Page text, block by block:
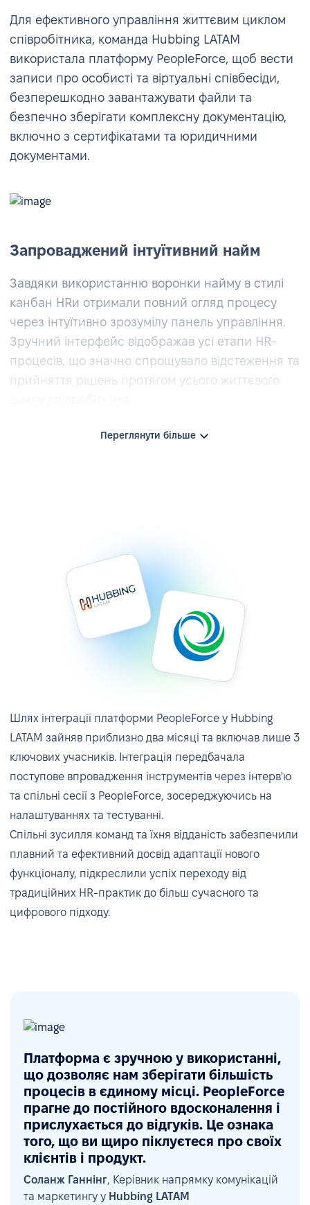
Для ефективного управління життєвим циклом
співробітника, команда Hubbing LATAM
використала платформу PeopleForce, щоб вести
записи про особисті та віртуальні співбесіди,
безперешкодно завантажувати файли та
безпечно зберігати комплексну документацію,
включно з сертифікатами та юридичними
документами.
Запроваджений інтуїтивний найм
Завдяки використанню воронки найму в стилі
канбан HRи отримали повний огляд процесу
через інтуїтивно зрозумілу панель управління.
Зручний інтерфейс відображав усі етапи HR-
процесів, що значно спрощувало відстеження та
прийняття рішень протягом усього життєвого
Створення системи комунікації та
електронних листів. Оновлення команди,
зворотній зв’язок після співбесід та нагадування
тепер автоматизовані на платформі, що
допомагає всім залишатися поінформованими
та скоординованими. Команда Hubbing LATAM
використала автоматизовану систему
повідомлень PeopleForce, що забезпечило
залученість усіх учасників HR-процесів і
сприяло своєчасному прийняттю рішень.
Підтримка управління відпустками та
комплаєнсу
Через зростання кількості запитів на відсутність
команда налаштувала у PeopleForce всі місцеві
Переглянути більше
Шлях інтеграції платформи PeopleForce у Hubbing
LATAM зайняв приблизно два місяці та включав лише 3
ключових учасників. Інтеграція передбачала
поступове впровадження інструментів через інтерв'ю
та спільні сесії з PeopleForce, зосереджуючись на
налаштуваннях та тестуванні.
Спільні зусилля команд та їхня відданість забезпечили
плавний та ефективний досвід адаптації нового
функціоналу, підкреслили успіх переходу від
традиційних HR-практик до більш сучасного та
цифрового підходу.
Платформа є зручною у використанні,
що дозволяє нам зберігати більшість
процесів в єдиному місці. PeopleForce
прагне до постійного вдосконалення і
прислухається до відгуків. Це ознака
того, що ви щиро піклуєтеся про своїх
клієнтів і продукт.
Соланж Ганнінг, Керівник напрямку комунікацій
та маркетингу у Hubbing LATAM